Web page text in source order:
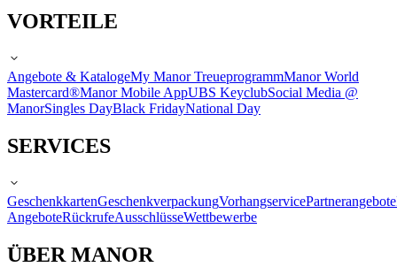
VORTEILE
Angebote & KatalogeMy Manor TreueprogrammManor World
Mastercard®Manor Mobile AppUBS KeyclubSocial Media @
ManorSingles DayBlack FridayNational Day
SERVICES
GeschenkkartenGeschenkverpackungVorhangservicePartnerangebote
AngeboteRückrufeAusschlüsseWettbewerbe
ÜBER MANOR